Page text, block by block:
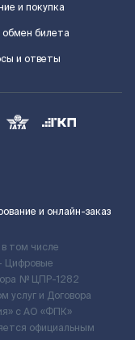
и покупка
обмен билета
и ответы
и онлайн-заказ
том числе
Цифровые
№ ЦПР-1282
и Договора
c АО «ФПК»
официальным